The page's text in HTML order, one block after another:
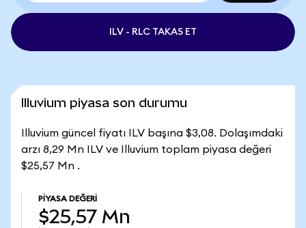
ILV - RLC TAKAS ET
Illuvium piyasa son durumu
Illuvium güncel fiyatı ILV başına $3,08. Dolaşımdaki
arzı 8,29 Mn ILV ve Illuvium toplam piyasa değeri
$25,57 Mn .
PIYASA DEĞERI
$25,57 Mn